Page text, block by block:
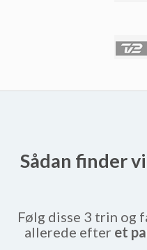
Sådan finder
Følg disse 3 trin og
allerede efter et